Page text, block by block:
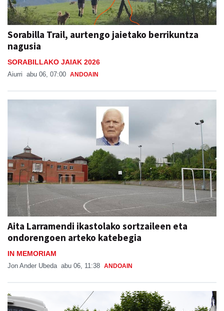
Sorabilla Trail, aurtengo jaietako berrikuntza
nagusia
SORABILLAKO JAIAK 2026
Aiurri abu 06, 07:00 ANDOAIN
Aita Larramendi ikastolako sortzaileen eta
ondorengoen arteko katebegia
IN MEMORIAM
Jon Ander Ubeda abu 06, 11:38 ANDOAIN